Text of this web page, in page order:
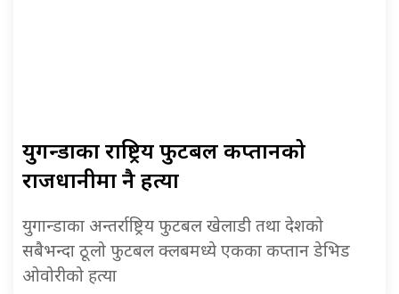
युगन्डाका राष्ट्रिय फुटबल कप्तानको
राजधानीमा नै हत्या
युगान्डाका अन्तर्राष्ट्रिय फुटबल खेलाडी तथा देशको
सबैभन्दा ठूलो फुटबल क्लबमध्ये एकका कप्तान डेभिड
ओवोरीको हत्या